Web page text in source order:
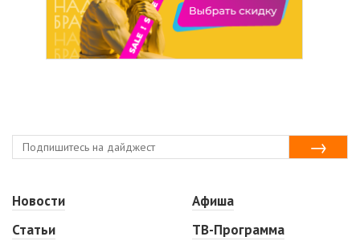
Новости
Статьи
Афиша
ТВ-Программа